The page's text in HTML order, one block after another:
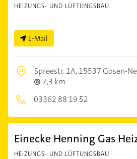
HEIZUNGS- UND LÜFTUNGSBAU
E-Mail
Spreestr. 1A,15537 Gosen-
7,3 km
03362 88 19 52
Einecke Henning Gas
HEIZUNGS- UND LÜFTUNGSBAU